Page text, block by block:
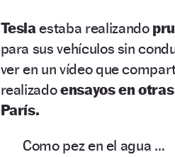
Teslaestaba realizando
para sus vehículos sin
ver en un vídeo que
realizadoensayos en
París.
Como pez en el agua …